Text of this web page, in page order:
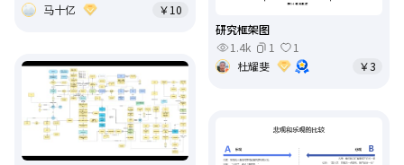
研究框架图
1.4k
1
1
杜耀斐
￥3
马十亿
￥10